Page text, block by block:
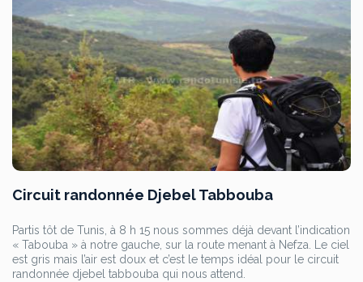
Circuit randonnée Djebel Tabbouba
Partis tôt de Tunis, à 8 h 15 nous sommes déjà devant l’indication
« Tabouba » à notre gauche, sur la route menant à Nefza. Le ciel
est gris mais l’air est doux et c’est le temps idéal pour le circuit
randonnée djebel tabbouba qui nous attend.